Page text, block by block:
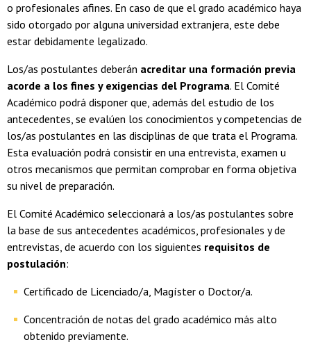
o profesionales afines. En caso de que el grado académico haya
sido otorgado por alguna universidad extranjera, este debe
estar debidamente legalizado.
Los/as postulantes deberán acreditar una formación previa
acorde a los fines y exigencias del Programa. El Comité
Académico podrá disponer que, además del estudio de los
antecedentes, se evalúen los conocimientos y competencias de
los/as postulantes en las disciplinas de que trata el Programa.
Esta evaluación podrá consistir en una entrevista, examen u
otros mecanismos que permitan comprobar en forma objetiva
su nivel de preparación.
El Comité Académico seleccionará a los/as postulantes sobre
la base de sus antecedentes académicos, profesionales y de
entrevistas, de acuerdo con los siguientes requisitos de
postulación:
Certificado de Licenciado/a, Magíster o Doctor/a.
Concentración de notas del grado académico más alto
obtenido previamente.